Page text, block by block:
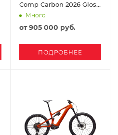
Comp Carbon 2026 Gloss
Gunmetal
Много
от905 000 руб.
ПОДРОБНЕЕ